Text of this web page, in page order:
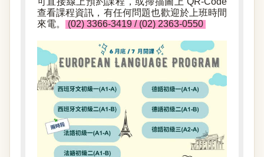
查看課程資訊，有任何問題也歡迎於上班時間
來電。
(02) 3366-3419 / (02) 2363-0550